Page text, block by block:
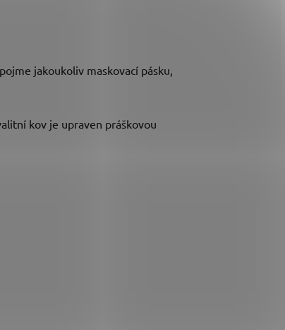
jakoukoliv maskovací pásku,
kov je upraven práškovou